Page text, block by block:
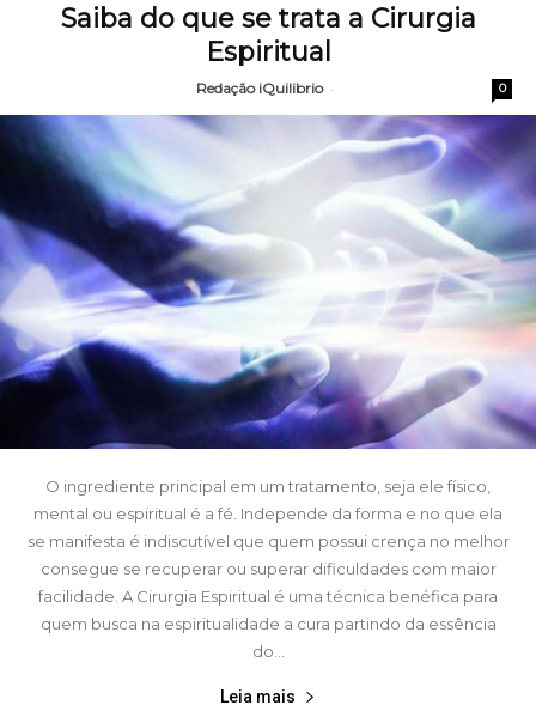
Saiba do que se trata a Cirurgia
Espiritual
Redação iQuilibrio - 0
O ingrediente principal em um tratamento, seja ele físico,
mental ou espiritual é a fé. Independe da forma e no que ela
se manifesta é indiscutível que quem possui crença no melhor
consegue se recuperar ou superar dificuldades com maior
facilidade. A Cirurgia Espiritual é uma técnica benéfica para
quem busca na espiritualidade a cura partindo da essência
do...
Leia mais